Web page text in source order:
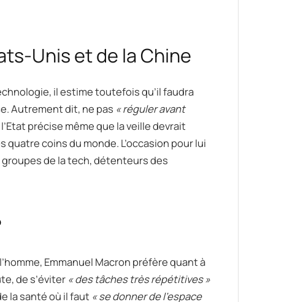
Unis et de la Chine
il estime toutefois qu’il faudra
Autrement dit, ne pas « réguler avant
précise même que la veille devrait
quatre coins du monde. L’occasion pour lui
de la tech, détenteurs des
Emmanuel Macron préfère quant à
de s’éviter « des tâches très répétitives »
la santé où il faut « se donner de l’espace